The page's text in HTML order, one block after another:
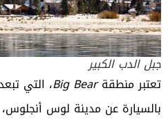
جبل الدب الكبير
تعتبر منطقةBig Bear، التي
بالسيارة عن مدينة لوس